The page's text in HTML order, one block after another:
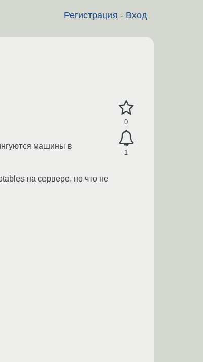
Регистрация - Вход
0
1
машины в
на сервере, но что не